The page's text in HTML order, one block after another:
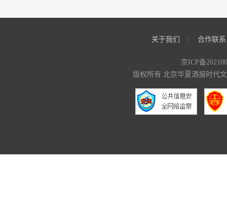
关于我们 合作联系
京ICP备
版权所有 北京华夏酒报时代文